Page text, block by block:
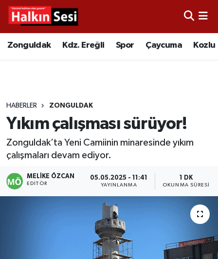
Zonguldak Kdz. Ereğli Spor Çaycuma Kozlu
HABERLER ZONGULDAK
Yıkım çalışması sürüyor!
Zonguldak’ta Yeni Camiinin minaresinde yıkım
çalışmaları devam ediyor.
MELIKE ÖZCAN
EDITÖR
05.05.2025 - 11:41
YAYINLANMA
1 DK
OKUNMA SÜRESI
Video
Çaycuma
Asayiş
Bartın
Merkez Hava Durumu
Son Dakika Haberleri
Haber Arşivi